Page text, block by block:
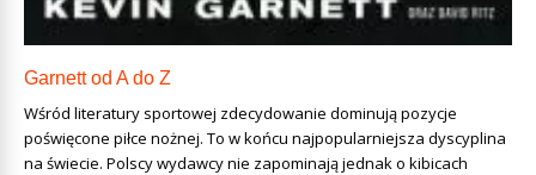
Garnett od A do Z
Wśród literatury sportowej zdecydowanie dominują pozycje
poświęcone piłce nożnej. To w końcu najpopularniejsza dyscyplina
na świecie. Polscy wydawcy nie zapominają jednak o kibicach